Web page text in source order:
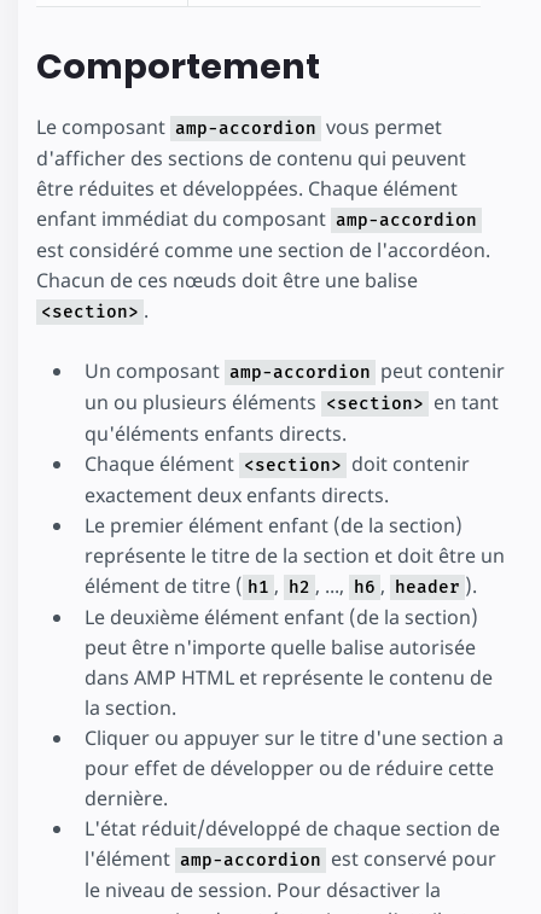
Comportement
Le composant amp-accordion vous permet
d'afficher des sections de contenu qui peuvent
être réduites et développées. Chaque élément
enfant immédiat du composant amp-accordion
est considéré comme une section de l'accordéon.
Chacun de ces nœuds doit être une balise
<section> .
Un composant amp-accordion peut contenir
un ou plusieurs éléments <section> en tant
qu'éléments enfants directs.
Chaque élément <section> doit contenir
exactement deux enfants directs.
Le premier élément enfant (de la section)
représente le titre de la section et doit être un
élément de titre ( h1 , h2 , ..., h6 , header ).
Le deuxième élément enfant (de la section)
peut être n'importe quelle balise autorisée
dans AMP HTML et représente le contenu de
la section.
Cliquer ou appuyer sur le titre d'une section a
pour effet de développer ou de réduire cette
dernière.
L'état réduit/développé de chaque section de
l'élément amp-accordion est conservé pour
le niveau de session. Pour désactiver la